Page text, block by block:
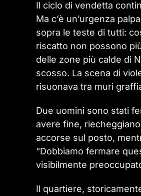
Il ciclo di vendetta
Ma c’è un’urgenza
sopra le teste di tutti:
riscatto non possono
delle zone più calde di
scosso. La scena di
risuonava tra muri
Due uomini sono stati
avere fine,
accorse sul posto,
“Dobbiamo fermare
visibilmente
Il quartiere,